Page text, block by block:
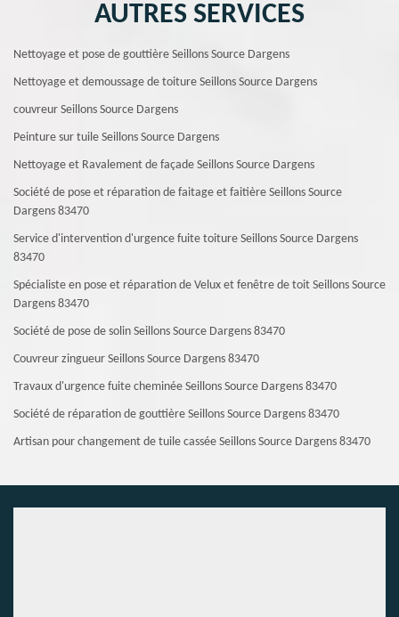
AUTRES SERVICES
Nettoyage et pose de gouttière Seillons Source Dargens
Nettoyage et demoussage de toiture Seillons Source Dargens
couvreur Seillons Source Dargens
Peinture sur tuile Seillons Source Dargens
Nettoyage et Ravalement de façade Seillons Source Dargens
Société de pose et réparation de faitage et faitière Seillons Source
Dargens 83470
Service d'intervention d'urgence fuite toiture Seillons Source Dargens
83470
Spécialiste en pose et réparation de Velux et fenêtre de toit Seillons Source
Dargens 83470
Société de pose de solin Seillons Source Dargens 83470
Couvreur zingueur Seillons Source Dargens 83470
Travaux d'urgence fuite cheminée Seillons Source Dargens 83470
Société de réparation de gouttière Seillons Source Dargens 83470
Artisan pour changement de tuile cassée Seillons Source Dargens 83470